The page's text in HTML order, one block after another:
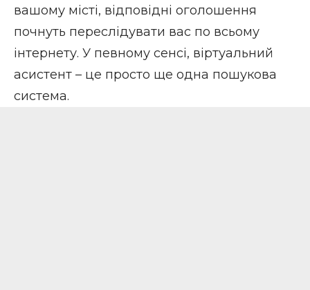
вашому місті, відповідні оголошення
почнуть переслідувати вас по всьому
інтернету. У певному сенсі, віртуальний
асистент – це просто ще одна пошукова
система.